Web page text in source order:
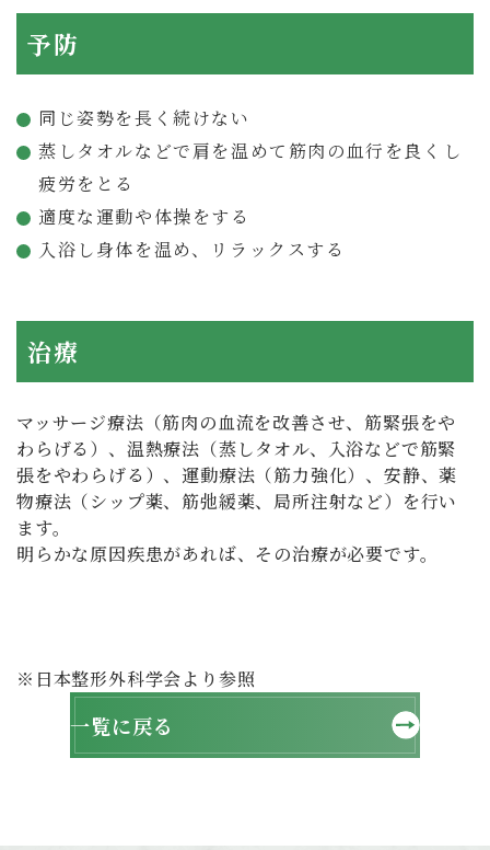
予防
同じ姿勢を長く続けない
蒸しタオルなどで肩を温めて筋肉の血行を良くし
疲労をとる
適度な運動や体操をする
入浴し身体を温め、リラックスする
治療
マッサージ療法（筋肉の血流を改善させ、筋緊張をや
わらげる）、温熱療法（蒸しタオル、入浴などで筋緊
張をやわらげる）、運動療法（筋力強化）、安静、薬
物療法（シップ薬、筋弛緩薬、局所注射など）を行い
ます。
明らかな原因疾患があれば、その治療が必要です。
※日本整形外科学会より参照
一覧に戻る